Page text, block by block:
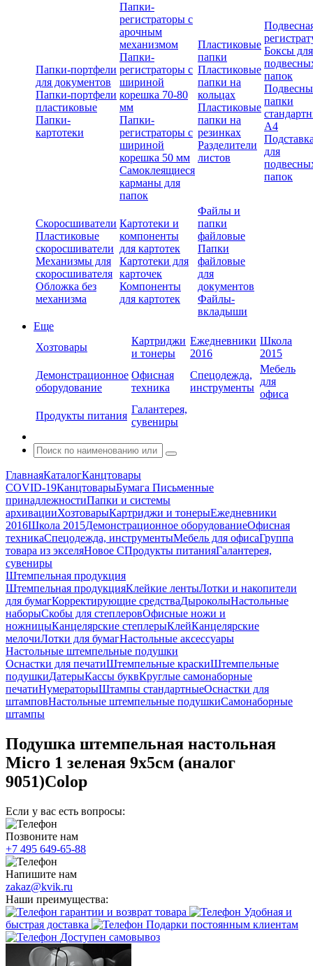
Папки-портфели
для документов
Папки-портфели
пластиковые
Папки-
картотеки
Папки-
регистраторы с
арочным
механизмом
Папки-
регистраторы с
шириной
корешка 70-80
мм
Папки-
регистраторы с
шириной
корешка 50 мм
Самоклеящиеся
карманы для
папок
Пластиковые
папки
Пластиковые
папки на
кольцах
Пластиковые
папки на
резинках
Разделители
листов
Боксы для
папок
папки
А4
для
папок
Скоросшиватели
Пластиковые
скоросшиватели
Механизмы для
скоросшивателя
Обложка без
механизма
Картотеки и
компоненты
для картотек
Картотеки для
карточек
Компоненты
для картотек
Файлы и
папки
файловые
Папки
файловые
для
документов
Файлы-
вкладыши
Еще
Хозтовары
Картриджи
и тонеры
Ежедневники
2016
Школа
2015
Демонстрационное
оборудование
Офисная
техника
Спецодежда,
инструменты
Мебель
для
офиса
Продукты питания
Галантерея,
сувениры
ГлавнаяКаталогКанцтовары
COVID-19КанцтоварыБумага Письменные
принадлежностиПапки и системы
архивацииХозтоварыКартриджи и тонерыЕжедневники
2016Школа 2015Демонстрационное оборудованиеОфисная
техникаСпецодежда, инструментыМебель для офисаГруппа
товара из экселяНовое СПродукты питанияГалантерея,
сувениры
Штемпельная продукция
Штемпельная продукцияКлейкие лентыЛотки и накопители
для бумагКорректирующие средстваДыроколыНастольные
наборыСкобы для степлеровОфисные ножи и
ножницыКанцелярские степлерыКлейКанцелярские
мелочиЛотки для бумагНастольные аксессуары
Настольные штемпельные подушки
Оснастки для печатиШтемпельные краскиШтемпельные
подушкиДатерыКассы буквКруглые самонаборные
печатиНумераторыШтампы стандартныеОснастки для
штамповНастольные штемпельные подушкиСамонаборные
штампы
Подушка штемпельная настольная
Micro 1 зеленая 9х5см (аналог
9051)Colop
Если у вас есть вопросы:
Позвоните нам
+7 495 649-65-88
Напишите нам
zakaz@kvik.ru
Наши преимущества:
гарантии и возврат товара
Удобная и
быстрая доставка
Подарки постоянным клиентам
Доступен самовывоз